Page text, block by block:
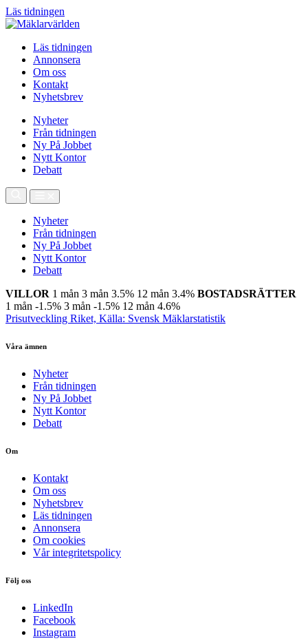
Läs tidningen
Läs tidningen
Annonsera
Om oss
Kontakt
Nyhetsbrev
Nyheter
Från tidningen
Ny På Jobbet
Nytt Kontor
Debatt
Nyheter
Från tidningen
Ny På Jobbet
Nytt Kontor
Debatt
VILLOR 1 mån 3 mån 3.5% 12 mån 3.4% BOSTADSRÄTTER
1 mån -1.5% 3 mån -1.5% 12 mån 4.6%
Prisutveckling Riket, Källa: Svensk Mäklarstatistik
Våra ämnen
Nyheter
Från tidningen
Ny På Jobbet
Nytt Kontor
Debatt
Om
Kontakt
Om oss
Nyhetsbrev
Läs tidningen
Annonsera
Om cookies
Vår integritetspolicy
Följ oss
LinkedIn
Facebook
Instagram